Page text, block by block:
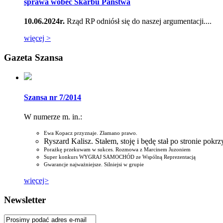
10.06.2024r. Rząd RP odniósł się do naszej argumentacji....
więcej >
Gazeta Szansa
Szansa nr 7/2014
W numerze m. in.:
Ewa Kopacz przyznaje. Złamano prawo.
Ryszard Kalisz. Stałem, stoję i będę stał po stronie
Porażkę przekuwam w sukces. Rozmowa z Marcinem Juzoniem
Super konkurs WYGRAJ SAMOCHÓD ze Wspólną Reprezentacją
Gwarancje najważniejsze. Silniejsi w grupie
więcej>
Newsletter